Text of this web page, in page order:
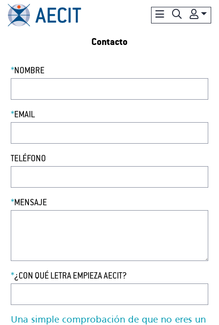
Contacto
*NOMBRE
*EMAIL
TELÉFONO
*MENSAJE
*¿CON QUÉ LETRA EMPIEZA AECIT?
Una simple comprobación de que no eres un